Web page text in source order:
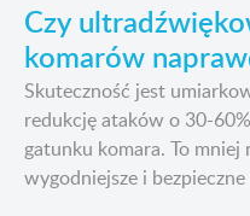
Czy
komarów
Skuteczność jest
redukcję ataków o 30-
gatunku komara. To
wygodniejsze i